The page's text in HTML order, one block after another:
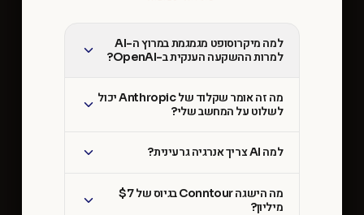
למה מיקרוסופט מגמגמת במרוץ ה-AI
למרות ההשקעה הענקית ב-OpenAI?
מה זה אומר שקלוד של Anthropic יכול
לשלוט על המחשב שלי?
למה AI צריך אנרגיה גרעינית?
מה הישגה Conntour בגיוס של $7
מיליון?